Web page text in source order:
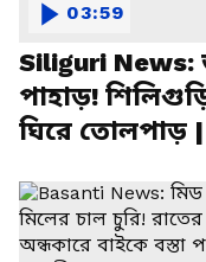
Siliguri News:
পাহাড়!
ঘিরে তোলপাড়
03:59